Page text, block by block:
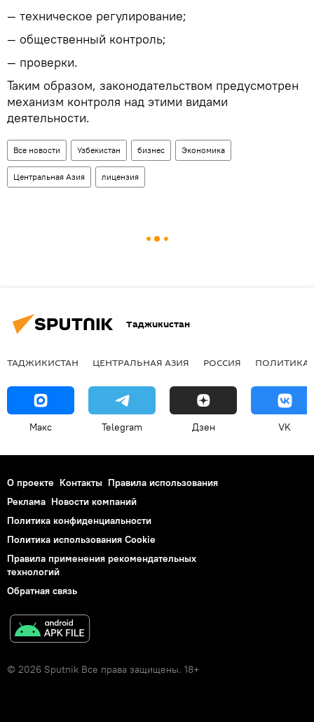
— техническое регулирование;
— общественный контроль;
— проверки.
Таким образом, законодательством предусмотрен
механизм контроля над этими видами
деятельности.
Все новости Узбекистан бизнес Экономика
Центральная Азия лицензия
Таджикистан
ТАДЖИКИСТАН ЦЕНТРАЛЬНАЯ АЗИЯ РОССИЯ ПОЛИТИКА
Макс Telegram Дзен VK
О проекте Контакты Правила использования
Реклама Новости компаний
Политика конфиденциальности
Политика использования Cookie
Правила применения рекомендательных
технологий
Обратная связь
© 2026 Sputnik Все права защищены. 18+